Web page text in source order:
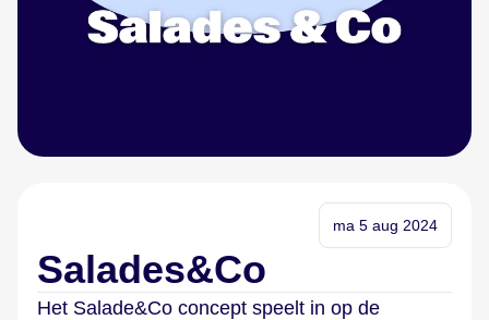
ma 5 aug 2024
Salades&Co
Het Salade&Co concept speelt in op de